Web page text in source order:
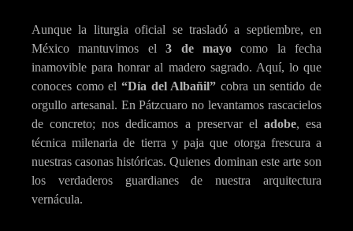
Aunque la liturgia oficial se trasladó a septiembre, en
México mantuvimos el3 de mayocomo la fecha
inamovible para honrar al madero sagrado. Aquí, lo que
conoces como el “Día del Albañil” cobra un sentido de
orgullo artesanal. En Pátzcuaro no levantamos rascacielos
de concreto; nos dedicamos a preservar el adobe, esa
técnica milenaria de tierra y paja que otorga frescura a
nuestras casonas históricas. Quienes dominan este arte son
los verdaderos guardianes de nuestra arquitectura
vernácula.